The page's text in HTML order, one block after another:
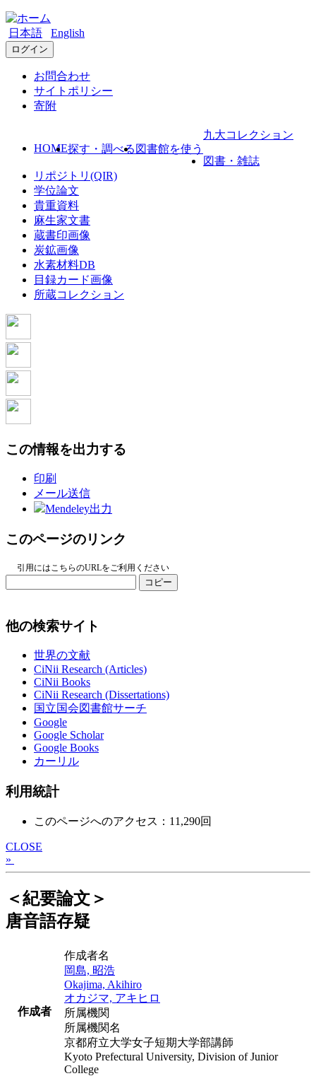
日本語 English
ログイン
お問合わせ
サイトポリシー
寄附
HOME探す・調べる 図書館を使う
九大コレクション
図書・雑誌
リポジトリ(QIR)
学位論文
貴重資料
麻生家文書
蔵書印画像
炭鉱画像
水素材料DB
目録カード画像
所蔵コレクション
この情報を出力する
印刷
メール送信
Mendeley出力
このページのリンク
引用にはこちらのURLをご利用ください
コピー
他の検索サイト
世界の文献
CiNii Research (Articles)
CiNii Books
CiNii Research (Dissertations)
国立国会図書館サーチ
Google
Google Scholar
Google Books
カーリル
利用統計
このページへのアクセス：11,290回
CLOSE
»
＜紀要論文＞
唐音語存疑
作成者
作成者名
岡島, 昭浩
Okajima, Akihiro
オカジマ, アキヒロ
所属機関
所属機関名
京都府立大学女子短期大学部講師
Kyoto Prefectural University, Division of Junior
College